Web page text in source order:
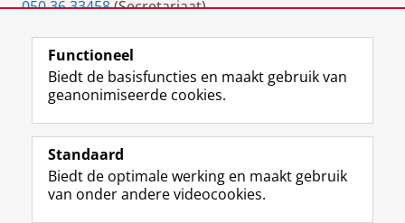
050 36 33458(Secretariaat)
Volg de RUG
F
a
e
b
L
i
k
e
R
S
-
f
I
n
t
Y
o
T
Studiekiezers
Functioneel
Biedt de basisfuncties en maakt gebruik van
geanonimiseerde cookies.
Standaard
Biedt de optimale werking en maakt gebruik
van onder andere videocookies.